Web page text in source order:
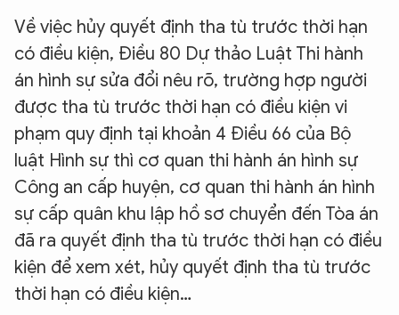
Về việc hủy quyết định tha tù trước thời hạn
có điều kiện, Điều 80 Dự thảo Luật Thi hành
án hình sự sửa đổi nêu rõ, trường hợp người
được tha tù trước thời hạn có điều kiện vi
phạm quy định tại khoản 4 Điều 66 của Bộ
luật Hình sự thì cơ quan thi hành án hình sự
Công an cấp huyện, cơ quan thi hành án hình
sự cấp quân khu lập hồ sơ chuyển đến Tòa án
đã ra quyết định tha tù trước thời hạn có điều
kiện để xem xét, hủy quyết định tha tù trước
thời hạn có điều kiện…